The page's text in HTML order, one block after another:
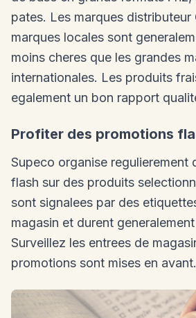
pates. Les marques distributeur
marques locales sont
moins cheres que les grandes
internationales. Les produits
egalement un bon rapport
Profiter des promotions
Supeco organise regulierement
flash sur des produits
sont signalees par des
magasin et durent
Surveillez les entrees de
promotions sont mises en avant.